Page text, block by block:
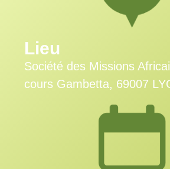
Lieu
Société des Missions
cours Gambetta, 69007